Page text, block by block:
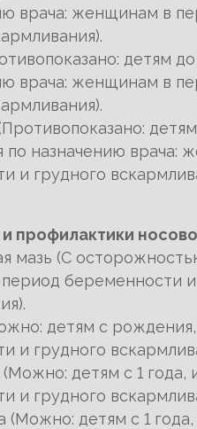
врача: женщинам в
детям
врача: женщинам в
по назначению врача:
и грудного
профилактики
мазь (С
беременности и
детям с
и грудного
детям с 1
и грудного
(Можно: детям с 1